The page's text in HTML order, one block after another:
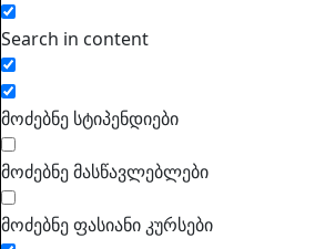
Search in content
მოძებნე სტიპენდიები
მოძებნე მასწავლებლები
მოძებნე ფასიანი კურსები